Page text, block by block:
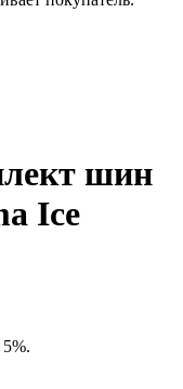
шин
Ice